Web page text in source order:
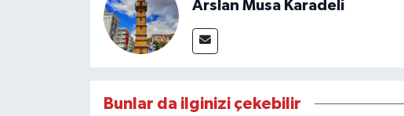
Arslan Musa Karadeli
Bunlar da ilginizi çekebilir